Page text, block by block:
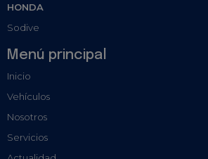
HONDA
Sodive
Menú principal
Inicio
Vehículos
Nosotros
Servicios